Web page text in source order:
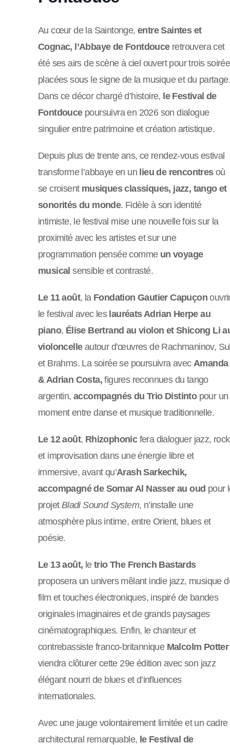
Au cœur de la Saintonge, entre Saintes et
Cognac, l’Abbaye de Fontdouceretrouvera cet
été ses airs de scène à ciel ouvert pour trois
placées sous le signe de la musique et du partage.
Dans ce décor chargé d’histoire, le Festival de
Fontdoucepoursuivra en 2026 son dialogue
singulier entre patrimoine et création artistique.
Depuis plus de trente ans, ce rendez-vous estival
transforme l’abbaye en un lieu de rencontresoù
se croisent musiques classiques, jazz, tango et
sonorités du monde. Fidèle à son identité
intimiste, le festival mise une nouvelle fois sur la
proximité avec les artistes et sur une
programmation pensée comme un voyage
musical sensible et contrasté.
Le 11 août, la Fondation Gautier Capuçon
le festival avec les lauréats Adrian Herpe au
piano, Élise Bertrand au violon et Shicong Li
violoncelleautour d’œuvres de Rachmaninov,
et Brahms. La soirée se poursuivra avec Amanda
& Adrian Costa, figures reconnues du tango
argentin,accompagnés du Trio Distintopour un
moment entre danse et musique traditionnelle.
Le 12 août, Rhizophonicfera dialoguer jazz, rock
et improvisation dans une énergie libre et
immersive, avant qu’Arash Sarkechik,
accompagné de Somar Al Nasser au oud pour
projet Bladi Sound System, n’installe une
atmosphère plus intime, entre Orient, blues et
poésie.
Le 13 août, letrio The French Bastards
proposera un univers mêlant indie jazz, musique
film et touches électroniques, inspiré de bandes
originales imaginaires et de grands paysages
cinématographiques. Enfin, le chanteur et
contrebassiste franco-britannique Malcolm Potter
viendra clôturer cette 29e édition avec son jazz
élégant nourri de blues et d’influences
internationales.
Avec une jauge volontairement limitée et un cadre
architectural remarquable, le Festival de